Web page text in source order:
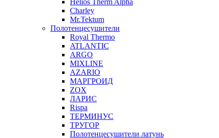
Helios Therm Alpha
Charley
Mr.Tektum
Полотенцесушители
Royal Thermo
ATLANTIC
ARGO
MIXLINE
AZARIO
МАРГРОИД
ZOX
ЛАРИС
Rispa
ТЕРМИНУС
ТРУГОР
Полотенцесушители латунь